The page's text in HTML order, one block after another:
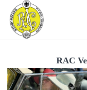
ADAC
RAC